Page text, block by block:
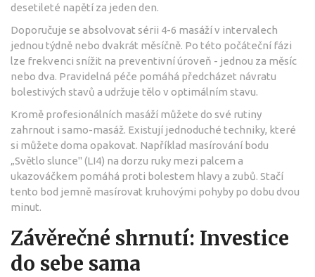
desetileté napětí za jeden den.
Doporučuje se absolvovat sérii 4-6 masáží v intervalech
jednou týdně nebo dvakrát měsíčně. Po této počáteční fázi
lze frekvenci snížit na preventivní úroveň - jednou za měsíc
nebo dva. Pravidelná péče pomáhá předcházet návratu
bolestivých stavů a udržuje tělo v optimálním stavu.
Kromě profesionálních masáží můžete do své rutiny
zahrnout i samo-masáž. Existují jednoduché techniky, které
si můžete doma opakovat. Například masírování bodu
„Světlo slunce" (LI4) na dorzu ruky mezi palcem a
ukazováčkem pomáhá proti bolestem hlavy a zubů. Stačí
tento bod jemně masírovat kruhovými pohyby po dobu dvou
minut.
Závěrečné shrnutí: Investice
do sebe sama